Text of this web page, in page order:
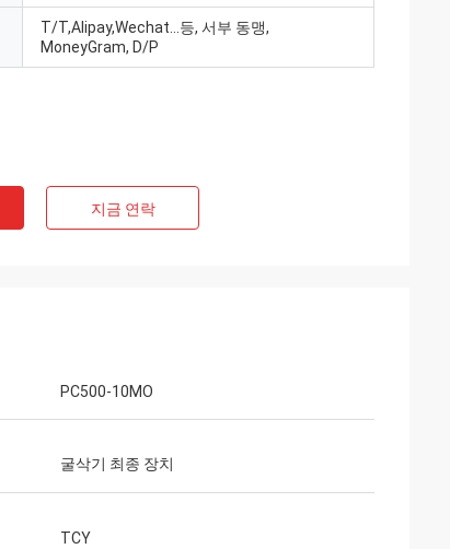
T/T,Alipay,Wechat...등, 서부 동맹,
MoneyGram, D/P
지금 연락
PC500-10MO
굴삭기 최종 장치
TCY